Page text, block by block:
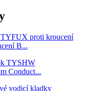
B...
Conduct...